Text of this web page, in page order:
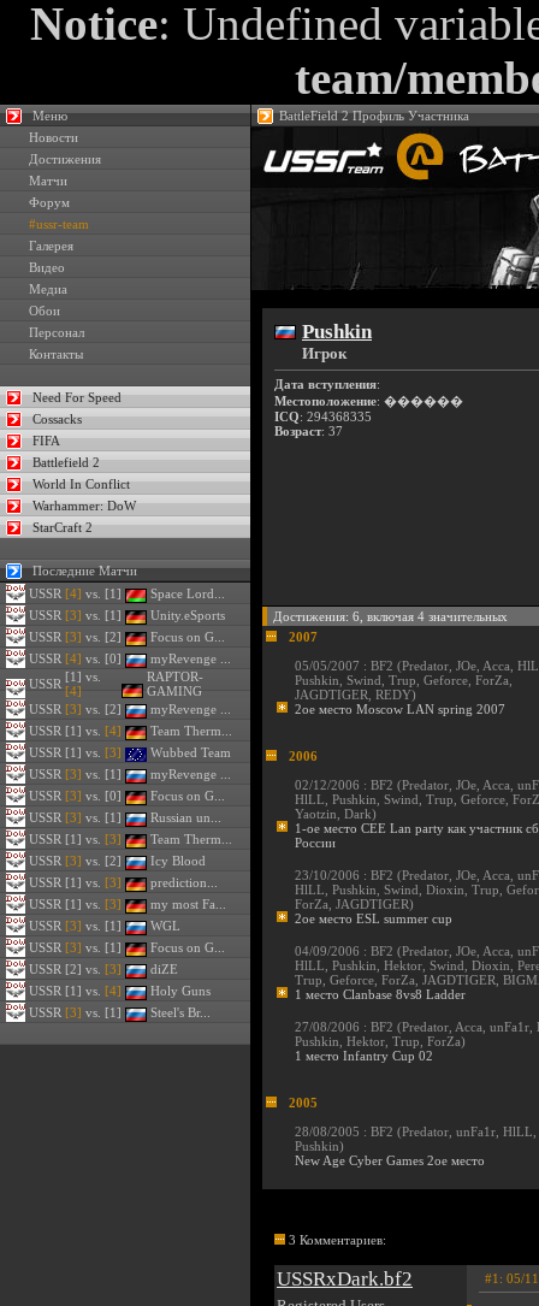
Notice: Undefined
team/
Меню
Новости
Достижения
Матчи
Форум
#ussr-team
Галерея
Видео
Медиа
Обои
Персонал
Контакты
Need For Speed
Cossacks
FIFA
Battlefield 2
World In Conflict
Warhammer: DoW
StarCraft 2
Последние Матчи
USSR [4] vs. [1]
Space Lord...
USSR [3] vs. [1]
Unity.eSports
USSR [3] vs. [2]
Focus on G...
USSR [4] vs. [0]
myRevenge ...
USSR [1] vs.
[4]
RAPTOR-
GAMING
USSR [3] vs. [2]
myRevenge ...
USSR [1] vs. [4]
Team Therm...
USSR [1] vs. [3]
Wubbed Team
USSR [3] vs. [1]
myRevenge ...
USSR [3] vs. [0]
Focus on G...
USSR [3] vs. [1]
Russian un...
USSR [1] vs. [3]
Team Therm...
USSR [3] vs. [2]
Icy Blood
USSR [1] vs. [3]
prediction...
USSR [1] vs. [3]
my most Fa...
USSR [3] vs. [1]
WGL
USSR [3] vs. [1]
Focus on G...
USSR [2] vs. [3]
diZE
USSR [1] vs. [4]
Holy Guns
USSR [3] vs. [1] Steel's Br...
BattleField 2 Профиль Участника
Pushkin
Игрок
Дата вступления:
Местоположение: ������
ICQ: 294368335
Возраст: 37
Достижения: 6, включая 4 значительных
2007
05/05/2007 : BF2 (Predator JOe Acca
Pushkin Swind Trup Geforce ForZa
JAGDTIGER REDY)
2ое место Moscow LAN spring 2007
2006
02/12/2006 : BF2 (Predator JOe Acca
HlLL Pushkin Swind Trup Geforce
Yaotzin Dark)
1-ое место СЕЕ Lan party как участник
России
23/10/2006 : BF2 (Predator JOe Acca
HlLL Pushkin Swind Dioxin Trup
ForZa JAGDTIGER)
2ое место ESL summer cup
04/09/2006 : BF2 (Predator JOe Acca
HlLL Pushkin Hektor Swind Dioxin
Trup Geforce ForZa JAGDTIGER
1 место Clanbase 8vs8 Ladder
27/08/2006 : BF2 (Predator Acca unFa1r
Pushkin Hektor Trup ForZa)
1 место Infantry Cup 02
2005
28/08/2005 : BF2 (Predator unFa1r HlLL
Pushkin)
New Age Cyber Games 2ое место
3 Комментариев:
USSRxDark.bf2 #1: 05/